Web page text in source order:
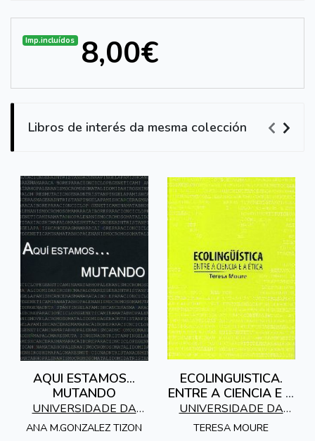
Imp.incluídos 8,00€
Libros de interés da mesma colección
AQUI ESTAMOS...
MUTANDO
UNIVERSIDADE DA
CORUÑA
ANA M.GONZALEZ TIZON
ECOLINGUISTICA.
ENTRE A CIENCIA E A
ETICA
UNIVERSIDADE DA
CORUÑA
TERESA MOURE